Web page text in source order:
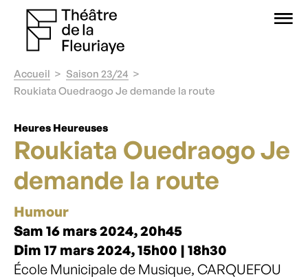
Accueil
Saison 23/24
Roukiata Ouedraogo Je demande la route
Heures Heureuses
Roukiata Ouedraogo Je
demande la route
Humour
Sam 16 mars 2024, 20h45
Dim 17 mars 2024, 15h00 | 18h30
École Municipale de Musique, CARQUEFOU